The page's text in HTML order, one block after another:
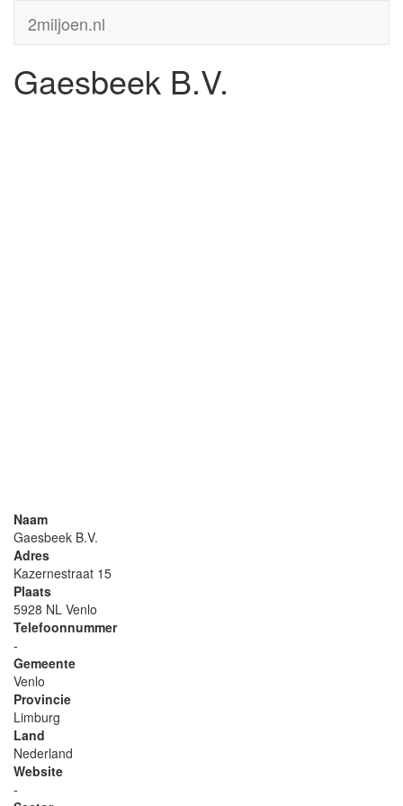
2miljoen.nl
Gaesbeek B.V.
Naam
Gaesbeek B.V.
Adres
Kazernestraat 15
Plaats
5928 NL Venlo
Telefoonnummer
-
Gemeente
Venlo
Provincie
Limburg
Land
Nederland
Website
-